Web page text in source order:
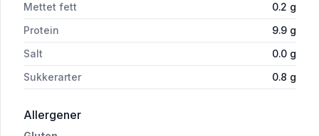
Mettet fett
0.2 g
Protein
9.9 g
Salt
0.0 g
Sukkerarter
0.8 g
Allergeneri 'Byggmel Siktet 1kg Møllerens'